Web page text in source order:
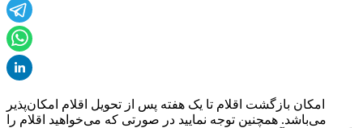
امکان بازگشت اقلام تا یک هفته پس از تحویل اقلام امکان‌پذیر
می‌باشد. همچنین توجه نمایید در صورتی که می‌خواهید اقلام را